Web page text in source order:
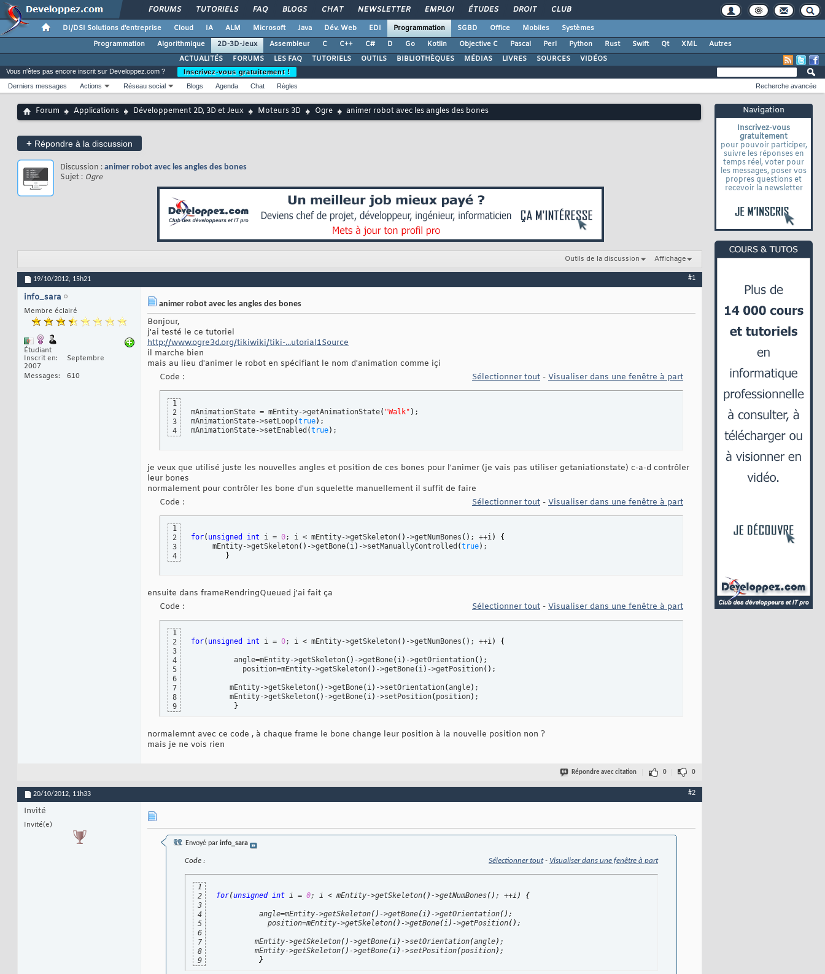
FORUMS TUTORIELS FAQ BLOGS CHAT NEWSLETTER EMPLOI ÉTUDES DROIT CLUB
DI/DSI Solutions d'entreprise Cloud IA ALM Microsoft Java Dév. Web EDI Programmation SGBD Office Mobiles
Systèmes
Programmation
Algorithmique 2D-3D-Jeux Assembleur C C++ C# D Go Kotlin Objective C Pascal Perl Python Rust Swift Qt XML
Autres
ACTUALITÉS
FORUMS LES FAQ TUTORIELS OUTILS BIBLIOTHÈQUES MÉDIAS LIVRES SOURCES VIDÉOS
Navigation
Inscrivez-vous
gratuitement
pour pouvoir participer,
suivre les réponses en
temps réel, voter pour
les messages, poser vos
propres questions et
recevoir la newsletter
Vous n'êtes pas encore inscrit sur Developpez.com ?
Inscrivez-vous gratuitement !
Derniers messages
Actions Réseau social Blogs Agenda Chat Règles Recherche avancée
Forum Applications Développement 2D, 3D et Jeux Moteurs 3D Ogre animer robot avec les angles des bones
+ Répondre à la discussion
Discussion : animer robot avec les angles des bones
Sujet : Ogre
Outils de la discussion Affichage
19/10/2012, 15h21 #1
info_sara
Membre éclairé
Étudiant
Inscrit en
Septembre
2007
Messages
610
animer robot avec les angles des bones
Bonjour,
j'ai testé le ce tutoriel
http://www.ogre3d.org/tikiwiki/tiki-...utorial1Source
il marche bien
mais au lieu d'animer le robot en spécifiant le nom d'animation comme içi
Code :
Sélectionner tout - Visualiser dans une fenêtre à part
1
2
3
4
mAnimationState = mEntity->getAnimationState( "Walk" ) ;
mAnimationState->setLoop(true) ;
mAnimationState->setEnabled (true) ;
je veux que utilisé juste les nouvelles angles et position de ces bones pour l'animer (je vais pas utiliser getaniationstate) c-a-d contrôler
leur bones
normalement pour contrôler les bone d'un squelette manuellement il suffit de faire
Code :
Sélectionner tout - Visualiser dans une fenêtre à part
1
2
3
4
for( unsigned int i = 0; i < mEntity->getSkeleton( ) ->getNumBones ( ) ; ++i)
{
     mEntity->getSkeleton
( ) ->getBone( i) ->setManuallyControlled (true) ;
}
ensuite dans frameRendringQueued j'ai fait ça
Code :
Sélectionner tout - Visualiser dans une fenêtre à part
1
2
3
4
5
6
7
8
9
for( unsigned int i = 0; i < mEntity->getSkeleton( ) ->getNumBones ( ) ; ++i) {
          angle=mEntity->getSkeleton
( ) ->getBone( i) ->getOrientation( ) ;
            position=mEntity->getSkeleton
( ) ->getBone( i) ->getPosition( ) ;
         mEntity->getSkeleton
( ) ->getBone( i) ->setOrientation(angle) ;
         mEntity->getSkeleton
( ) ->getBone( i) ->setPosition( position) ;
}
normalemnt avec ce code , à chaque frame le bone change leur position à la nouvelle position non ?
mais je ne vois rien
Répondre avec citation 0 0
20/10/2012, 11h33 #2
Invité
Invité(e)
Envoyé par info_sara
Code : Sélectionner tout- Visualiser dans une fenêtre à part
1
2
3
4
5
6
7
8
9
for(unsigned int i = 0; i < mEntity->getSkeleton() ->getNumBones() ; ++i) {
          angle=mEntity->getSkeleton
() ->getBone(i) ->getOrientation() ;
            position=mEntity->getSkeleton
() ->getBone(i) ->getPosition() ;
         mEntity->getSkeleton
() ->getBone(i) ->setOrientation(angle) ;
         mEntity->getSkeleton
() ->getBone(i) ->setPosition(position) ;
}